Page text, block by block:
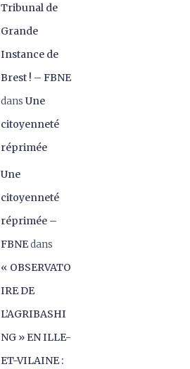
Tribunal de
Grande
Instance de
Brest ! – FBNE
dans Une
citoyenneté
réprimée
Une
citoyenneté
réprimée –
FBNEdans
« OBSERVATO
IRE DE
L’AGRIBASHI
NG » EN ILLE-
ET-VILAINE :